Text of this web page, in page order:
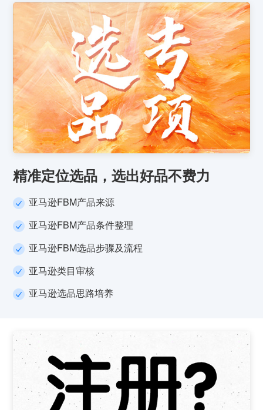
精准定位选品，选出好品不费力
亚马逊FBM产品来源
亚马逊FBM产品条件整理
亚马逊FBM选品步骤及流程
亚马逊类目审核
亚马逊选品思路培养